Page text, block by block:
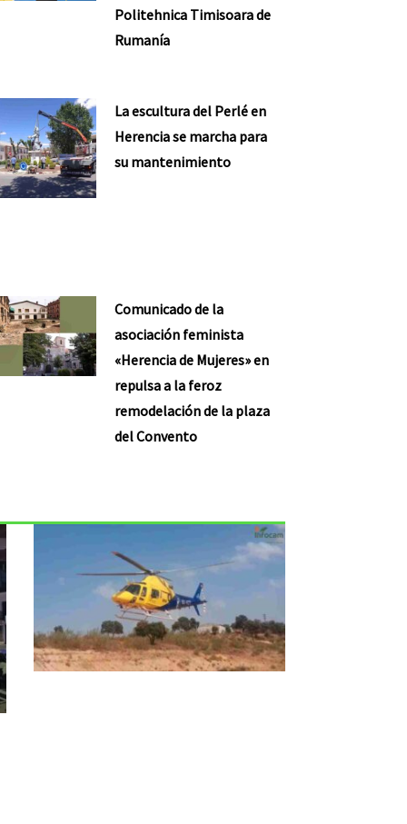
Politehnica Timisoara de
Rumanía
La escultura del Perlé en
Herencia se marcha para
su mantenimiento
Comunicado de la
asociación feminista
«Herencia de Mujeres» en
repulsa a la feroz
remodelación de la plaza
del Convento